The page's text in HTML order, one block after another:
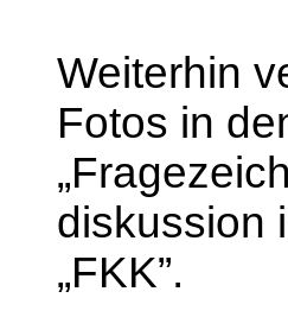
Weiterhin
Fotos in
diskussion
„FKK”.